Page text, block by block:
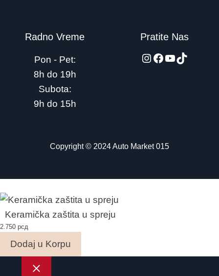
Radno Vreme
Pon - Pet:
8h do 19h
Subota:
9h do 15h
Pratite Nas
automarket015
Facebook
YouTube
TikTok
Copyright © 2024 Auto Market 015
Keramička zaštita u spreju
2.750 рсд
Dodaj u Korpu